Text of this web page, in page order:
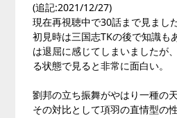
(追記:2021/12/27)
現在再視聴中で30話まで見ました
初見時は三国志TKの後で知識も
は退屈に感じてしまいましたが
る状態で見ると非常に面白い。
劉邦の立ち振舞がやはり一種の
その対比として項羽の直情型の